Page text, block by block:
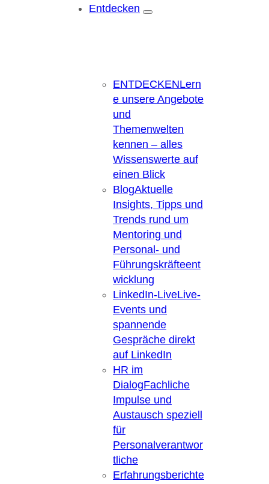
Entdecken
ENTDECKENLern
e unsere Angebote
und
Themenwelten
kennen – alles
Wissenswerte auf
einen Blick
BlogAktuelle
Insights, Tipps und
Trends rund um
Mentoring und
Personal- und
Führungskräfteent
wicklung
LinkedIn-LiveLive-
Events und
spannende
Gespräche direkt
auf LinkedIn
HR im
DialogFachliche
Impulse und
Austausch speziell
für
Personalverantwor
tliche
Erfahrungsberichte